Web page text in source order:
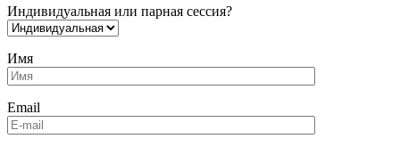
Индивидуальная или парная сессия?
Имя
Email